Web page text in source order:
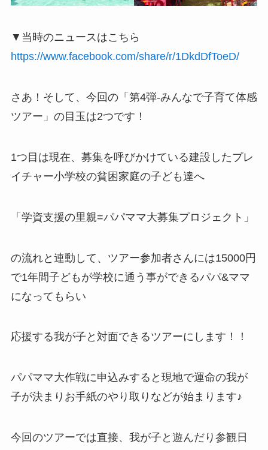
▼当時のニュースはこちら
https://www.facebook.com/share/r/1DkdDfToeD/
さあ！そして、今回の「第4弾-みんなで子育て体感
ツアー」の目玉は2つです！
1つ目は現在、募集を呼びかけている建設したプレ
イチャー小学校の貧困家庭の子ども達へ
「学資支援の里親=パパママ大募集プロジェクト」
の流れと連動して、ツアー参加者さんには15000円
で1年間子どもが学校に通う事ができるパパ&ママ
になってもらい
応援する我が子と対面できるツアーにします！！
パパママ大作戦に申込みすると現地で運命の我が
子が決まりお手紙のやり取りなどが始まります♪
今回のツアーでは直接、我が子と遊んだり参観日